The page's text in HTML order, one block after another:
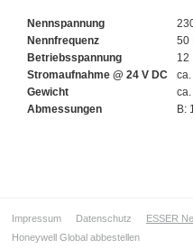
Koppler / Ein- und
Funk
Sondermelder
Signalgeber
Notbeleuchtung
Nennspannung
Nennfrequenz
50
Betriebsspannung
12
Stromaufnahme @ 24 V DC
Gewicht
Abmessungen
B:
Impressum Datenschutz ESSER
Honeywell Global abbestellen